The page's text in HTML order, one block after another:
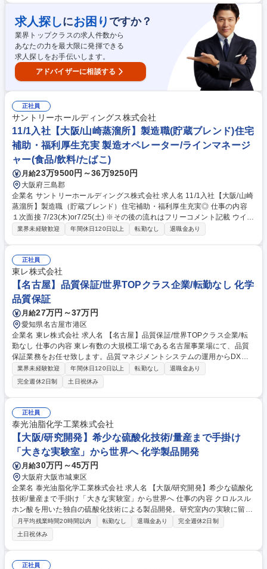
し、規制当局の公式窓口として査察に対応します。日常業務では、QA/QC
チームを率いてメンバーの育成や業務の優先順位付けを行い、オープンな
職場環境を構築します。さらに、グローバルの品質戦略を国内工場へ導入
し、他拠点との連携も推進していただきます。 募集職種 【奈良/品質保証
部長】製薬業界経験者の方へ/フルフレックス
求人探しにお困り ですか？
業界トップクラスの求人件数から
あなたの力を最大限に発揮できる
求人探しをお手伝いします。
アドバイザーに相談する
正社員
サントリーホールディングス株式会社
11/1入社【大阪/山崎蒸溜所】製造職(貯蔵ブレンド)住宅
補助・福利厚生充実 製造オペレーター/ラインマネージ
ャー(食品/飲料/たばこ)
月給23万9500円～36万9250円
大阪府三島郡
企業名 サントリーホールディングス株式会社 求人名 11/1入社【大阪/山崎
蒸溜所】製造職（貯蔵ブレンド）住宅補助・福利厚生充実◎ 仕事の内容
１次面接 7/23(木)or7/25(土) ※その後の流れはフリーコメント記載 ウイス
キー工場にて、中味製造工程（ブレンド・濾過）のオペレーション、生産
過程で決定。 ・配管構成による原酒移送、ブレンド作業 ・濾過機を用い
た原酒、ウイスキーの濾過作業 ・品質確認（官能評価含む）、管理、改善
・設備の点検、改善業務 募集職種 11/1入社【大阪/山崎蒸溜所】製造職
（貯蔵ブレンド）住宅補助・福利厚生充実◎
業界未経験歓迎 年間休日120日以上 転勤なし 退職金あり
正社員
東レ株式会社
【名古屋】品質保証/世界TOPクラス企業/転勤なし 化学
品質保証
月給27万円～37万円
愛知県名古屋市港区
企業名 東レ株式会社 求人名 【名古屋】品質保証/世界TOPクラス企業/転
勤なし 仕事の内容 東レ有数の大規模工場である名古屋事業場にて、品質
保証業務をお任せ致します。品質マネジメントシステムの運用からDX関
連業務まで、品質保証に関する幅広い経験が積める点が魅力です。 ※一般
職での採用です。 【詳細】顧客対応/ISO9001 等の品質マネジメントシス
テム対応/他部署・関係会社との連携対応/測定・分析業務/DX関連業務(品
証業務全般を担う) ※属人的な業務のデジタル化/効率化も進めており、や
る気次第で社外講習の機会も得ることが可能。 ※記載以外の品質保証業務
に関連する様々な業務も担当する可能性あり 【採用背景】品質が経営の優
先課題とされ、品質を重視する体制に変化していることに伴う増員募集で
す。 募集職種 【名古屋】品質保証/世界TOPクラス企業/転勤なし
業界未経験歓迎 年間休日120日以上 転勤なし
退職金あり
完全週休2日制
土日祝休み
正社員
泰光油脂化学工業株式会社
【大阪/研究開発】希少な硫酸化技術/量産まで手掛け
「大きな実験室」から世界へ 化学製品開発
月給30万円～45万円
大阪府大阪市城東区
企業名 泰光油脂化学工業株式会社 求人名 【大阪/研究開発】希少な硫酸化
技術/量産まで手掛け「大きな実験室」から世界へ 仕事の内容 クロルスル
ホン酸を用いた独自の硫酸化技術による製品開発。研究室内の実験に留ま
らず、量産化の工程まで一貫して携わり、多品種少量生産を支える中核メ
ンバーとして、開発の手応えをダイレクトに実感できます。 ■業務詳細：
界面活性剤の実験・データ取得、特性評価。顧客ニーズに基づく代替原料
の探索や試作、製造工程の改善・トラブルシューティング等。 ■開発の面
白み：研究～量産立ち上げまで一貫して関わるため、試行錯誤の結果が製
月平均残業時間20時間以内 転勤なし 退職金あり
完全週休2日制
土日祝休み
正社員